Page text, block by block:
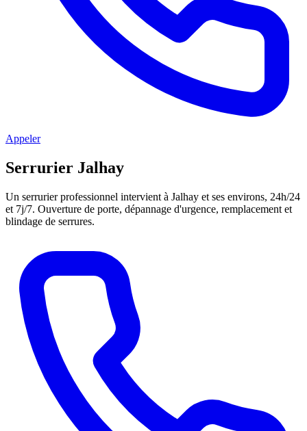
Appeler
Serrurier Jalhay
Un serrurier professionnel intervient à Jalhay et ses environs, 24h/24
et 7j/7. Ouverture de porte, dépannage d'urgence, remplacement et
blindage de serrures.